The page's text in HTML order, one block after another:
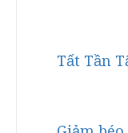
Tất Tần